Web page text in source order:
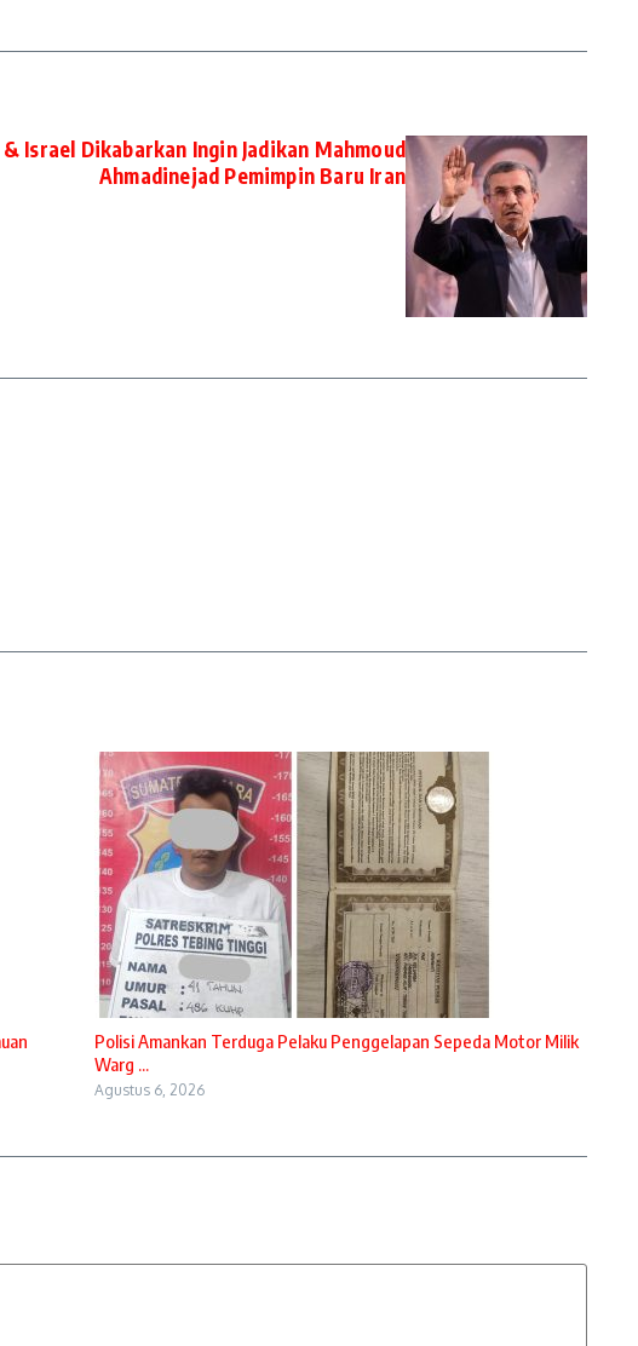
Israel Dikabarkan Ingin Jadikan Mahmoud
Ahmadinejad Pemimpin Baru Iran
Polisi Amankan Terduga Pelaku Penggelapan Sepeda Motor Milik
Warg ...
Agustus 6, 2026